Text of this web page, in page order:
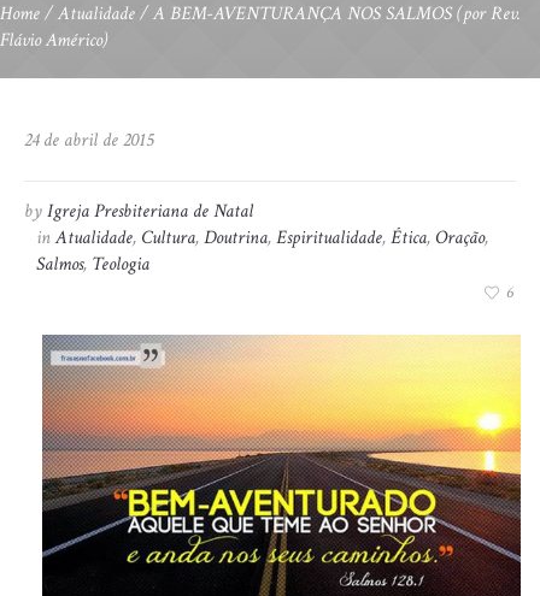
Home/Atualidade/A BEM-AVENTURANÇA NOS SALMOS (por Rev.
Flávio Américo)
24 de abril de 2015
byIgreja Presbiteriana de Natal
inAtualidade, Cultura,Doutrina,Espiritualidade,Ética, Oração,
Salmos, Teologia
6